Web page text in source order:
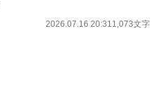
2026.07.16 20:311,073文字